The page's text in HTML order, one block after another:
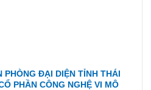
PHÒNG ĐẠI DIỆN TỈNH THÁI
PHẦN CÔNG NGHỆ VI MÔ